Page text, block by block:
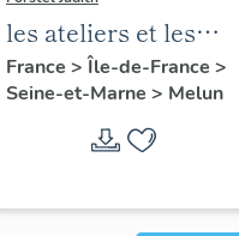
les ateliers et les
usines de Melun
France > Île-de-France >
Seine-et-Marne > Melun